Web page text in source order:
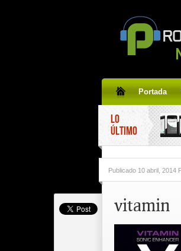
Portada
LO
ÚLTIMO
Publicado 10 abril, 2014
vitamin